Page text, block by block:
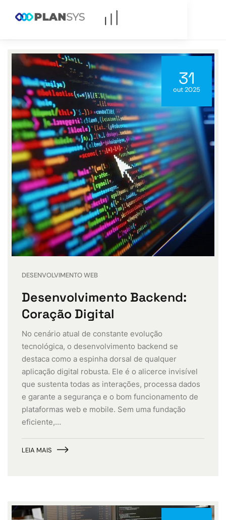
31
out 2025
DESENVOLVIMENTO WEB
Desenvolvimento Backend:
Coração Digital
No cenário atual de constante evolução
tecnológica, o desenvolvimento backend se
destaca como a espinha dorsal de qualquer
aplicação digital robusta. Ele é o alicerce invisível
que sustenta todas as interações, processa dados
e garante a segurança e o bom funcionamento de
plataformas web e mobile. Sem uma fundação
eficiente,…
LEIA MAIS